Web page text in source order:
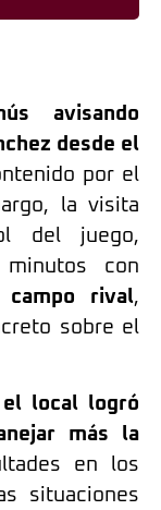
avisando
desde el
por el
la visita
del juego,
con
rival,
sobre el
el local logró
más la
en los
situaciones